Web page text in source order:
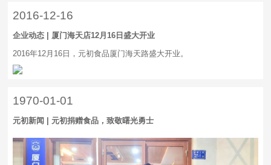
2016-12-16
企业动态 | 厦门海天店12月16日盛大开业
2016年12月16日，元初食品厦门海天路盛大开业。
1970-01-01
元初新闻 | 元初捐赠食品，致敬曙光勇士